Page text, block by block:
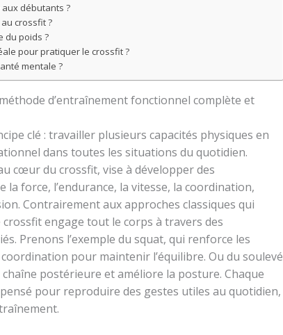
débutants ?
crossfit ?
du poids ?
pour pratiquer le crossfit ?
mentale ?
d’entraînement fonctionnel complète et
clé : travailler plusieurs capacités physiques en
dans toutes les situations du quotidien.
cœur du crossfit, vise à développer des
la force, l’endurance, la vitesse, la coordination,
Contrairement aux approches classiques qui
engage tout le corps à travers des
Prenons l’exemple du squat, qui renforce les
pour maintenir l’équilibre. Ou du soulevé
postérieure et améliore la posture. Chaque
pour reproduire des gestes utiles au quotidien,